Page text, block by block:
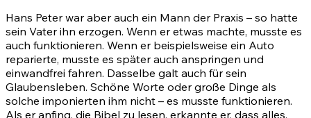
Hans Peter war aber auch ein Mann der Praxis – so hatte
sein Vater ihn erzogen. Wenn er etwas machte, musste es
auch funktionieren. Wenn er beispielsweise ein Auto
reparierte, musste es später auch anspringen und
einwandfrei fahren. Dasselbe galt auch für sein
Glaubensleben. Schöne Worte oder große Dinge als
solche imponierten ihm nicht – es musste funktionieren.
Als er anfing, die Bibel zu lesen, erkannte er, dass alles,